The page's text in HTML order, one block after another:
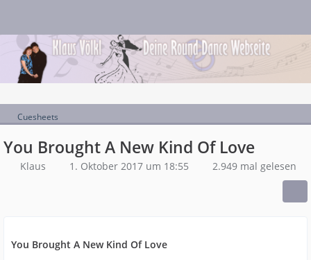
Cuesheets
You Brought A New Kind Of Love
Klaus 1. Oktober 2017 um 18:55 2.949 mal gelesen
You Brought A New Kind Of Love